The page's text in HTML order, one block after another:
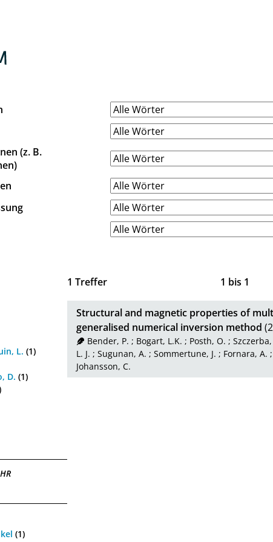
(z. B.
L. (1)
D. (1)
(1)
1 Treffer 1 bis 1
Structural and magnetic properties of
generalised numerical inversion method
Bender, P. ; Bogart, L.K. ; Posth, O. ;
L. J. ; Sugunan, A. ; Sommertune, J. ; Fornara, A. ;
Johansson, C.